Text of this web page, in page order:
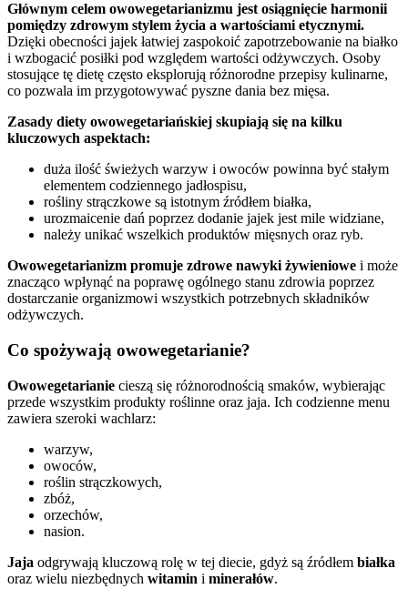
Głównym celem owowegetarianizmu jest osiągnięcie harmonii
pomiędzy zdrowym stylem życia a wartościami etycznymi.
Dzięki obecności jajek łatwiej zaspokoić zapotrzebowanie na białko
i wzbogacić posiłki pod względem wartości odżywczych. Osoby
stosujące tę dietę często eksplorują różnorodne przepisy kulinarne,
co pozwala im przygotowywać pyszne dania bez mięsa.
Zasady diety owowegetariańskiej skupiają się na kilku
kluczowych aspektach:
duża ilość świeżych warzyw i owoców powinna być stałym
elementem codziennego jadłospisu,
rośliny strączkowe są istotnym źródłem białka,
urozmaicenie dań poprzez dodanie jajek jest mile widziane,
należy unikać wszelkich produktów mięsnych oraz ryb.
Owowegetarianizm promuje zdrowe nawyki żywieniowe i może
znacząco wpłynąć na poprawę ogólnego stanu zdrowia poprzez
dostarczanie organizmowi wszystkich potrzebnych składników
odżywczych.
Co spożywają owowegetarianie?
Owowegetarianie cieszą się różnorodnością smaków, wybierając
przede wszystkim produkty roślinne oraz jaja. Ich codzienne menu
zawiera szeroki wachlarz:
warzyw,
owoców,
roślin strączkowych,
zbóż,
orzechów,
nasion.
Jaja odgrywają kluczową rolę w tej diecie, gdyż są źródłem białka
oraz wielu niezbędnych witamin i minerałów.